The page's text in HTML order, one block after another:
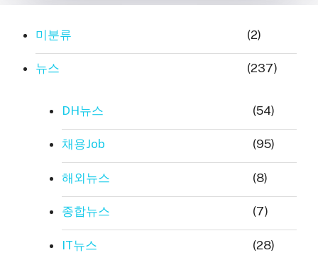
미분류 (2)
뉴스 (237)
DH뉴스 (54)
채용Job (95)
해외뉴스 (8)
종합뉴스 (7)
IT뉴스 (28)